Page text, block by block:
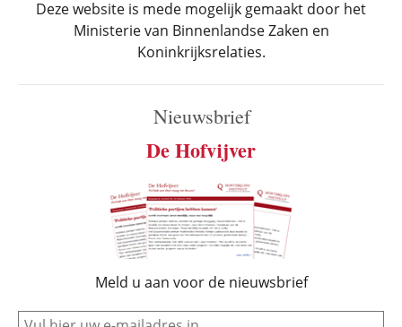
Deze website is mede mogelijk gemaakt door het
Ministerie van Binnenlandse Zaken en
Koninkrijksrelaties.
Nieuwsbrief
De Hofvijver
Meld u aan voor de nieuwsbrief
e-mail